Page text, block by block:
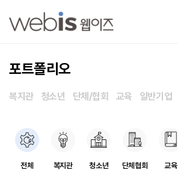
포트폴리오
복지관 청소년 단체/협회 교육 일반기업
포트폴리오 카테고리
전체 복지관 청소년 단체협회 교육